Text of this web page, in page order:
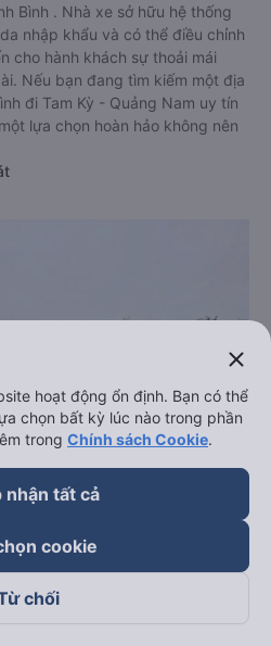
Bình . Nhà xe sở hữu hệ thống
nhập khẩu và có thể điều chỉnh
cho hành khách sự thoải mái
Nếu bạn đang tìm kiếm một địa
đi Tam Kỳ - Quảng Nam uy tín
lựa chọn hoàn hảo không nên
close
hoạt động ổn định. Bạn có thể
chọn bất kỳ lúc nào trong phần
trong Chính sách Cookie.
nhận tất cả
cookie
chối